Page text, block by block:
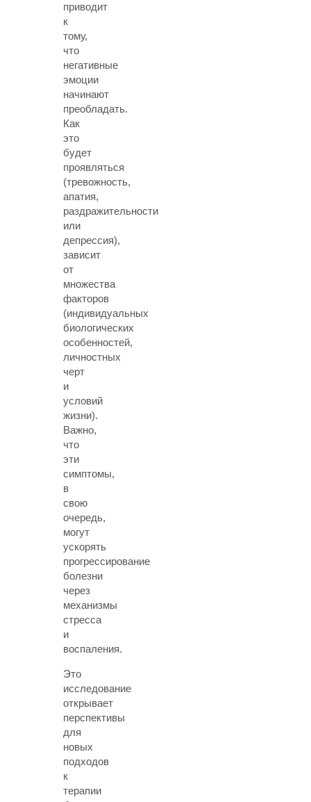
приводит
к
тому,
что
негативные
эмоции
начинают
преобладать.
Как
это
будет
проявляться
(тревожность,
апатия,
раздражительности
или
депрессия),
зависит
от
множества
факторов
(индивидуальных
биологических
особенностей,
личностных
черт
и
условий
жизни).
Важно,
что
эти
симптомы,
в
свою
очередь,
могут
ускорять
прогрессирование
болезни
через
механизмы
стресса
и
воспаления.
Это
исследование
открывает
перспективы
для
новых
подходов
к
терапии